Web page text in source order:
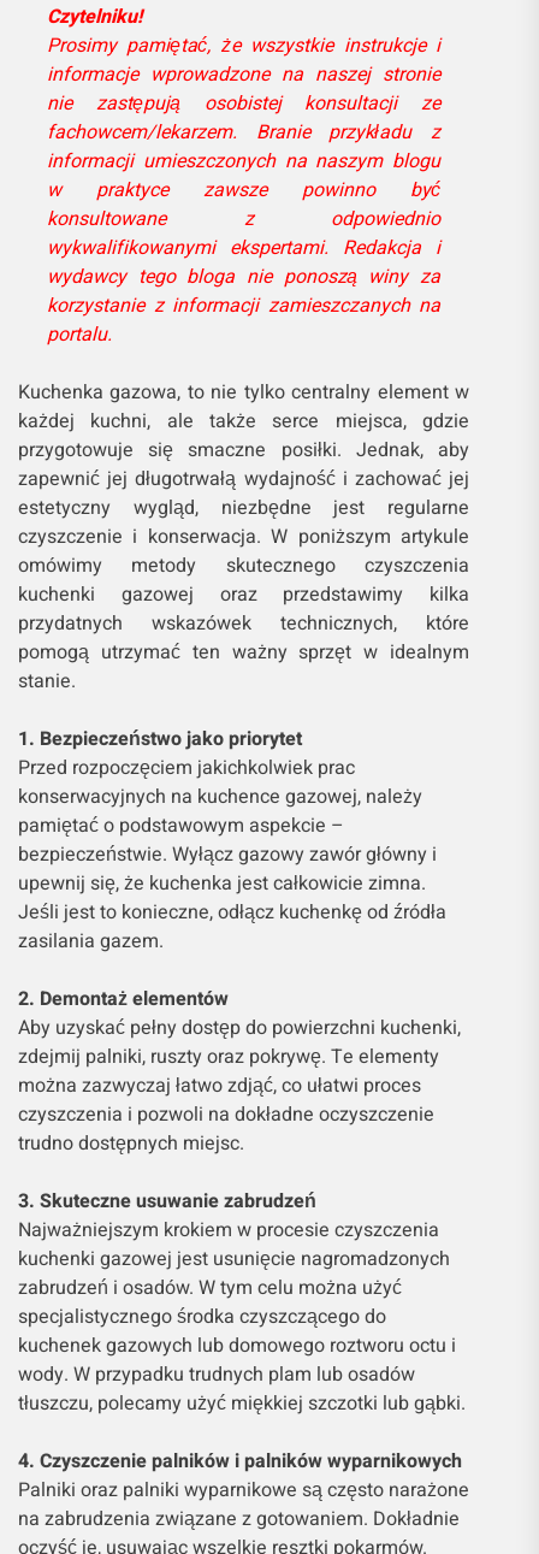
Czytelniku!
Prosimy pamiętać, że wszystkie instrukcje i
informacje wprowadzone na naszej stronie
nie zastępują osobistej konsultacji ze
fachowcem/lekarzem. Branie przykładu z
informacji umieszczonych na naszym blogu
w praktyce zawsze powinno być
konsultowane z odpowiednio
wykwalifikowanymi ekspertami. Redakcja i
wydawcy tego bloga nie ponoszą winy za
korzystanie z informacji zamieszczanych na
portalu.
Kuchenka gazowa, to nie tylko centralny element w
każdej kuchni, ale także serce miejsca, gdzie
przygotowuje się smaczne posiłki. Jednak, aby
zapewnić jej długotrwałą wydajność i zachować jej
estetyczny wygląd, niezbędne jest regularne
czyszczenie i konserwacja. W poniższym artykule
omówimy metody skutecznego czyszczenia
kuchenki gazowej oraz przedstawimy kilka
przydatnych wskazówek technicznych, które
pomogą utrzymać ten ważny sprzęt w idealnym
stanie.
1. Bezpieczeństwo jako priorytet
Przed rozpoczęciem jakichkolwiek prac
konserwacyjnych na kuchence gazowej, należy
pamiętać o podstawowym aspekcie –
bezpieczeństwie. Wyłącz gazowy zawór główny i
upewnij się, że kuchenka jest całkowicie zimna.
Jeśli jest to konieczne, odłącz kuchenkę od źródła
zasilania gazem.
2. Demontaż elementów
Aby uzyskać pełny dostęp do powierzchni kuchenki,
zdejmij palniki, ruszty oraz pokrywę. Te elementy
można zazwyczaj łatwo zdjąć, co ułatwi proces
czyszczenia i pozwoli na dokładne oczyszczenie
trudno dostępnych miejsc.
3. Skuteczne usuwanie zabrudzeń
Najważniejszym krokiem w procesie czyszczenia
kuchenki gazowej jest usunięcie nagromadzonych
zabrudzeń i osadów. W tym celu można użyć
specjalistycznego środka czyszczącego do
kuchenek gazowych lub domowego roztworu octu i
wody. W przypadku trudnych plam lub osadów
tłuszczu, polecamy użyć miękkiej szczotki lub gąbki.
4. Czyszczenie palników i palników wyparnikowych
Palniki oraz palniki wyparnikowe są często narażone
na zabrudzenia związane z gotowaniem. Dokładnie
oczyść je, usuwając wszelkie resztki pokarmów.